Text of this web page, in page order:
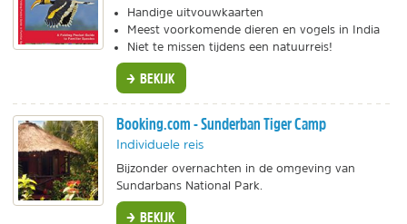
Handige uitvouwkaarten
Meest voorkomende dieren en vogels in India
Niet te missen tijdens een natuurreis!
BEKIJK
Booking.com - Sunderban Tiger Camp
Individuele reis
Bijzonder overnachten in de omgeving van
Sundarbans National Park.
BEKIJK